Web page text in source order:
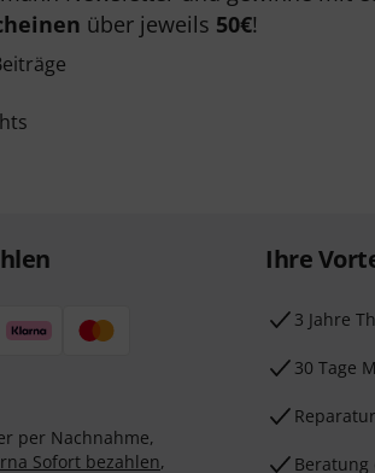
über jeweils 50€!
per Nachnahme,
Sofort bezahlen,
Ihre
3 Jahre
30 Tage
Beratung